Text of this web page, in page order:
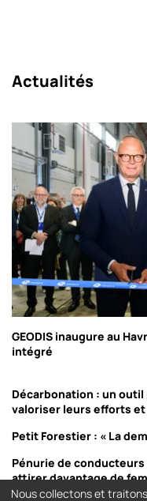
Actualités
GEODIS inaugure au
intégré
Décarbonation : un
valoriser leurs efforts
Petit Forestier : « La
Pénurie de
attirer davantage de
Nous collectons et